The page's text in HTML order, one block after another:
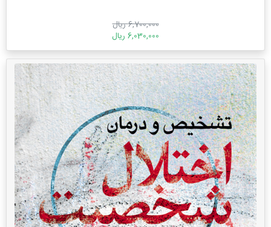
6,700,000 ریال
6,030,000 ریال